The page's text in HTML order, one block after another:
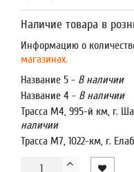
Наличие товара в
Информацию о
магазинах.
Название 5 - В наличии
Название 4 - В наличии
Трасса М4, 995-й км, г.
наличии
Трасса М7, 1022-км, г.